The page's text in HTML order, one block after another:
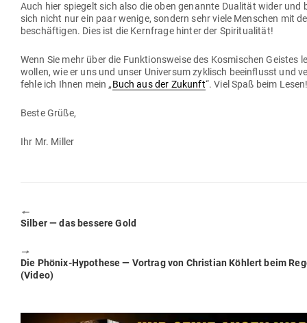
Auch hier spiegelt sich also die oben genannte Dua­lität wider und
sich nicht nur ein paar wenige, sondern sehr viele Men­schen mit
beschäf­tigen. Dies ist die Kern­frage hinter der Spiritualität!
Wenn Sie mehr über die Funk­ti­ons­weise des Kos­mi­schen Geistes
wollen, wie er uns und unser Uni­versum zyklisch beein­flusst und
fehle ich Ihnen mein „Buch aus der Zukunft“. Viel Spaß beim
Beste Grüße,
Ihr Mr. Miller
🠔
Previous
Silber — das bessere Gold
🠖
Next
post:
Die Phönix-Hypo­these — Vortrag von Christian Köhlert beim
(Video)